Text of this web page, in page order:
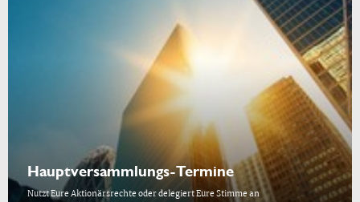
Hauptversammlungs-Termine
Nutzt Eure Aktionärsrechte oder delegiert Eure Stimme an